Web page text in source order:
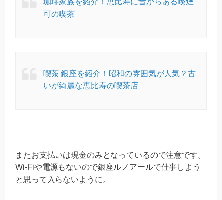
珈琲家族を紹介！恵比寿に昔からある喫煙
可の喫茶
喫茶 銀座を紹介！昭和の雰囲気が人気？古
いが綺麗な恵比寿の喫茶店
またお支払いは現金のみとなっているので注意です。
Wi-Fiや電源もないので銀座ルノアールで仕事しよう
と思って入らないように。